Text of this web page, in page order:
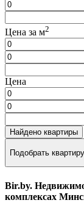
Цена за м2
Цена
Найдено квартиры
Подобрать квартиру
Bir.by.
комплексах